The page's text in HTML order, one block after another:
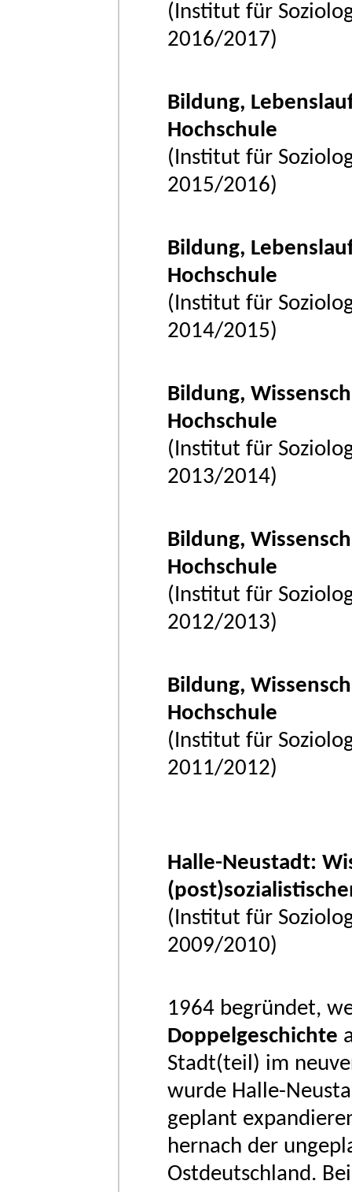
(Institut für
2016/2017)
Bildung,
Hochschule
(Institut für
2015/2016)
Bildung,
Hochschule
(Institut für
2014/2015)
Bildung,
Hochschule
(Institut für
2013/2014)
Bildung,
Hochschule
(Institut für
2012/2013)
Bildung,
Hochschule
(Institut für
2011/2012)
Halle-Neustadt:
(Institut für
2009/2010)
1964 begründet,
Doppelgeschichte
Stadt(teil) im
wurde Halle-
geplant
hernach der
Ostdeutschland.